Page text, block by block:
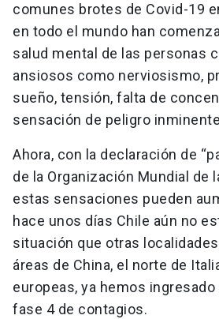
comunes brotes de Covid-19
en todo el mundo han
salud mental de las personas
ansiosos como nerviosismo,
sueño, tensión, falta de
sensación de peligro
Ahora, con la declaración de
de la Organización Mundial de
estas sensaciones pueden
hace unos días Chile aún no
situación que otras
áreas de China, el norte de
europeas, ya hemos ingresado
fase 4 de contagios.